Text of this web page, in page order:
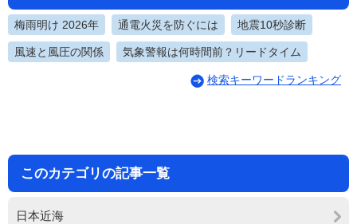
梅雨明け 2026年 通電火災を防ぐには 地震10秒診断
風速と風圧の関係 気象警報は何時間前？リードタイム
検索キーワードランキング
このカテゴリの記事一覧
日本近海